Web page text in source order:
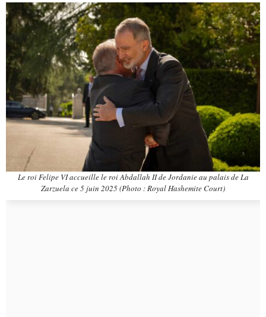
Le roi Felipe VI accueille le roi Abdallah II de Jordanie au palais de La
Zarzuela ce 5 juin 2025 (Photo : Royal Hashemite Court)